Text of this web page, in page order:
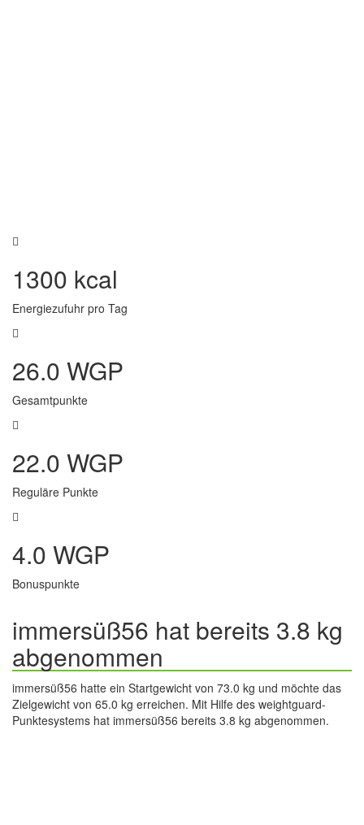
1300 kcal
Energiezufuhr pro Tag
26.0 WGP
Gesamtpunkte
22.0 WGP
Reguläre Punkte
4.0 WGP
Bonuspunkte
immersüß56 hat bereits 3.8 kg
abgenommen
immersüß56 hatte ein Startgewicht von 73.0 kg und möchte das
Zielgewicht von 65.0 kg erreichen. Mit Hilfe des weightguard-
Punktesystems hat immersüß56 bereits 3.8 kg abgenommen.